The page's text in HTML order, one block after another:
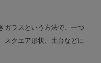
ガラスという方法で、一つ
スクエア形状、土台などに